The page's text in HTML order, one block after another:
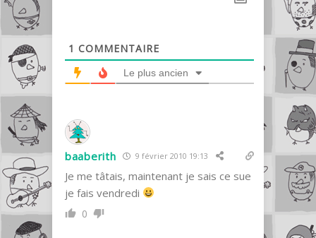
1 COMMENTAIRE
Le plus ancien
baaberith 9 février 2010 19:13
Je me tâtais, maintenant je sais ce sue
je fais vendredi
0